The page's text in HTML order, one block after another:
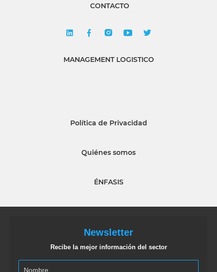
CONTACTO
MANAGEMENT LOGISTICO
Política de Privacidad
Quiénes somos
ÉNFASIS
Newsletter
Recibe la mejor información del sector